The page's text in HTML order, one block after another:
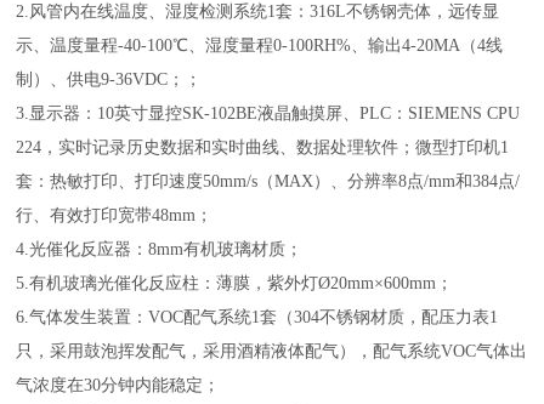
2.风管内在线温度、湿度检测系统1套：316L不锈钢壳体，远传显
示、温度量程-40-100℃、湿度量程0-100RH%、输出4-20MA（4线
制）、供电9-36VDC；；
3.显示器：10英寸显控SK-102BE液晶触摸屏、PLC：SIEMENS CPU
224，实时记录历史数据和实时曲线、数据处理软件；微型打印机1
套：热敏打印、打印速度50mm/s（MAX）、分辨率8点/mm和384点/
行、有效打印宽带48mm；
4.光催化反应器：8mm有机玻璃材质；
5.有机玻璃光催化反应柱：薄膜，紫外灯Ø20mm×600mm；
6.气体发生装置：VOC配气系统1套（304不锈钢材质，配压力表1
只，采用鼓泡挥发配气，采用酒精液体配气），配气系统VOC气体出
气浓度在30分钟内能稳定；